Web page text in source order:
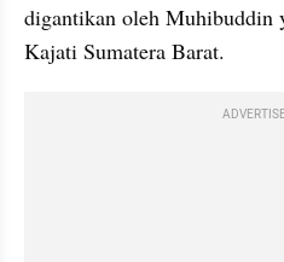
digantikan oleh Muhibuddin
Kajati Sumatera Barat.